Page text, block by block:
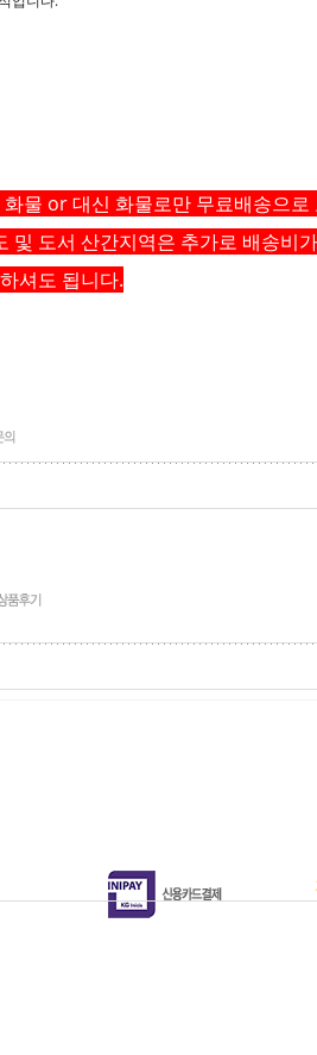
물 or 대신 화물로만 무료배송으로
및 도서 산간지역은 추가로 배송비
셔도 됩니다.